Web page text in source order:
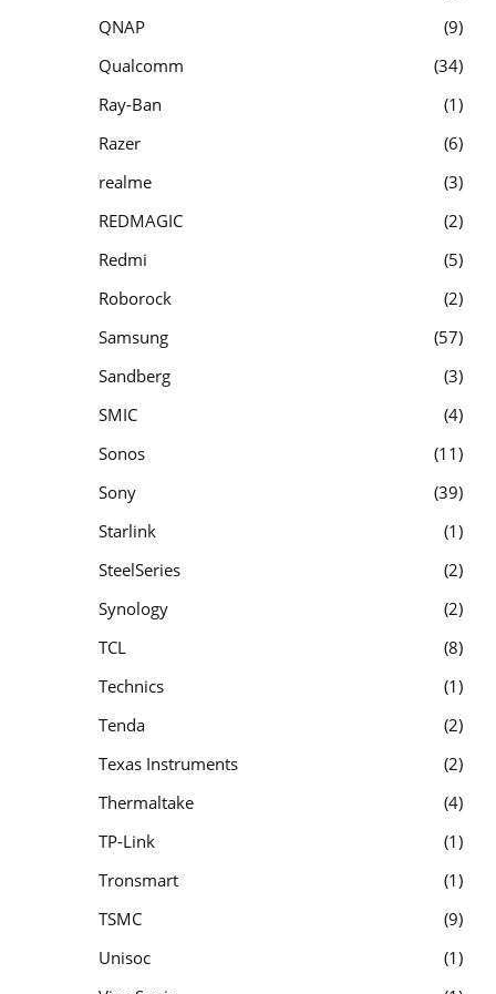
QNAP
9
Qualcomm
34
Ray-Ban
1
Razer
6
realme
3
REDMAGIC
2
Redmi
5
Roborock
2
Samsung
57
Sandberg
3
SMIC
4
Sonos
11
Sony
39
Starlink
1
SteelSeries
2
Synology
2
TCL
8
Technics
1
Tenda
2
Texas Instruments
2
Thermaltake
4
TP-Link
1
Tronsmart
1
TSMC
9
Unisoc
1